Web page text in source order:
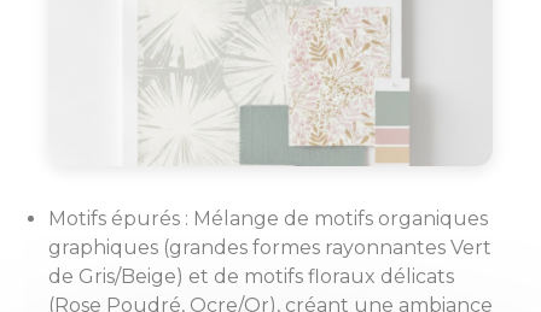
Motifs épurés : Mélange de motifs organiques
graphiques (grandes formes rayonnantes Vert
de Gris/Beige) et de motifs floraux délicats
(Rose Poudré, Ocre/Or), créant une ambiance